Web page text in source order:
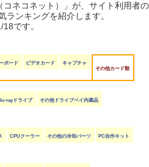
コネコネット）」が、サイト利用者の
ランキングを紹介します。
です。
ボード ビデオカード
キャプチャ
その他カード類
rayドライブ その他ドライブベイ内蔵品
CPUクーラー その他の冷却パーツ PC自作キット